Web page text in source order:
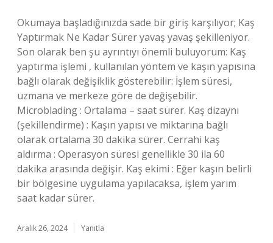
Okumaya başladığınızda sade bir giriş karşılıyor; Kaş
Yaptırmak Ne Kadar Sürer yavaş yavaş şekilleniyor.
Son olarak ben şu ayrıntıyı önemli buluyorum: Kaş
yaptırma işlemi , kullanılan yöntem ve kaşın yapısına
bağlı olarak değişiklik gösterebilir: İşlem süresi,
uzmana ve merkeze göre de değişebilir.
Microblading : Ortalama – saat sürer. Kaş dizaynı
(şekillendirme) : Kaşın yapısı ve miktarına bağlı
olarak ortalama 30 dakika sürer. Cerrahi kaş
aldırma : Operasyon süresi genellikle 30 ila 60
dakika arasında değişir. Kaş ekimi : Eğer kaşın belirli
bir bölgesine uygulama yapılacaksa, işlem yarım
saat kadar sürer.
Aralık 26, 2024 Yanıtla